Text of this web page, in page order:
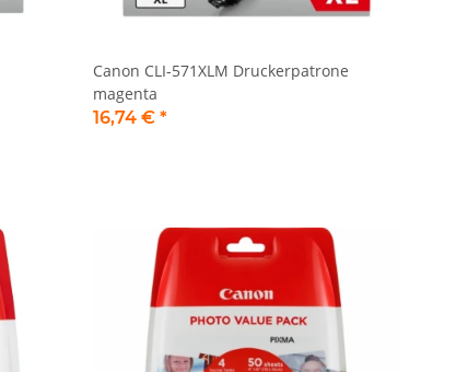
Canon CLI-571XLM Druckerpatrone
magenta
16,74 € *